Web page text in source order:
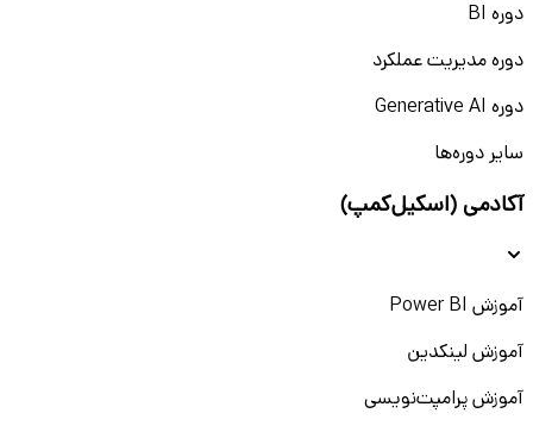
دوره BI
دوره مدیریت عملکرد
دوره Generative AI
سایر دوره‌ها
آکادمی (اسکیل‌کمپ)
آموزش Power BI
آموزش لینکدین
آموزش پرامپت‌نویسی